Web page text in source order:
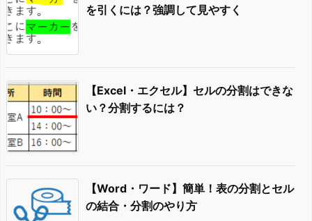
を引くには？強調して見やすく
【Excel・エクセル】セルの分割はできな
い？分割するには？
【Word・ワード】簡単！表の分割とセル
の結合・分割のやり方